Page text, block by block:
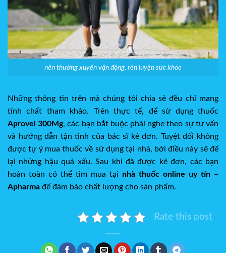
nên thường xuyên vận động, rèn luyện sức khỏe
Những thông tin trên mà chúng tôi chia sẻ đều chỉ mang
tính chất tham khảo. Trên thực tế, để sử dụng thuốc
Aprovel 300Mg, các bạn bắt buộc phải nghe theo sự tư vấn
và hướng dẫn tận tình của bác sĩ kê đơn. Tuyệt đối không
được tự ý mua thuốc về sử dụng tại nhà, bởi điều này sẽ để
lại những hậu quả xấu. Sau khi đã được kê đơn, các bạn
hoàn toàn có thể tìm mua tại nhà thuốc online uy tín –
Apharma để đảm bảo chất lượng cho sản phẩm.
Rate this post